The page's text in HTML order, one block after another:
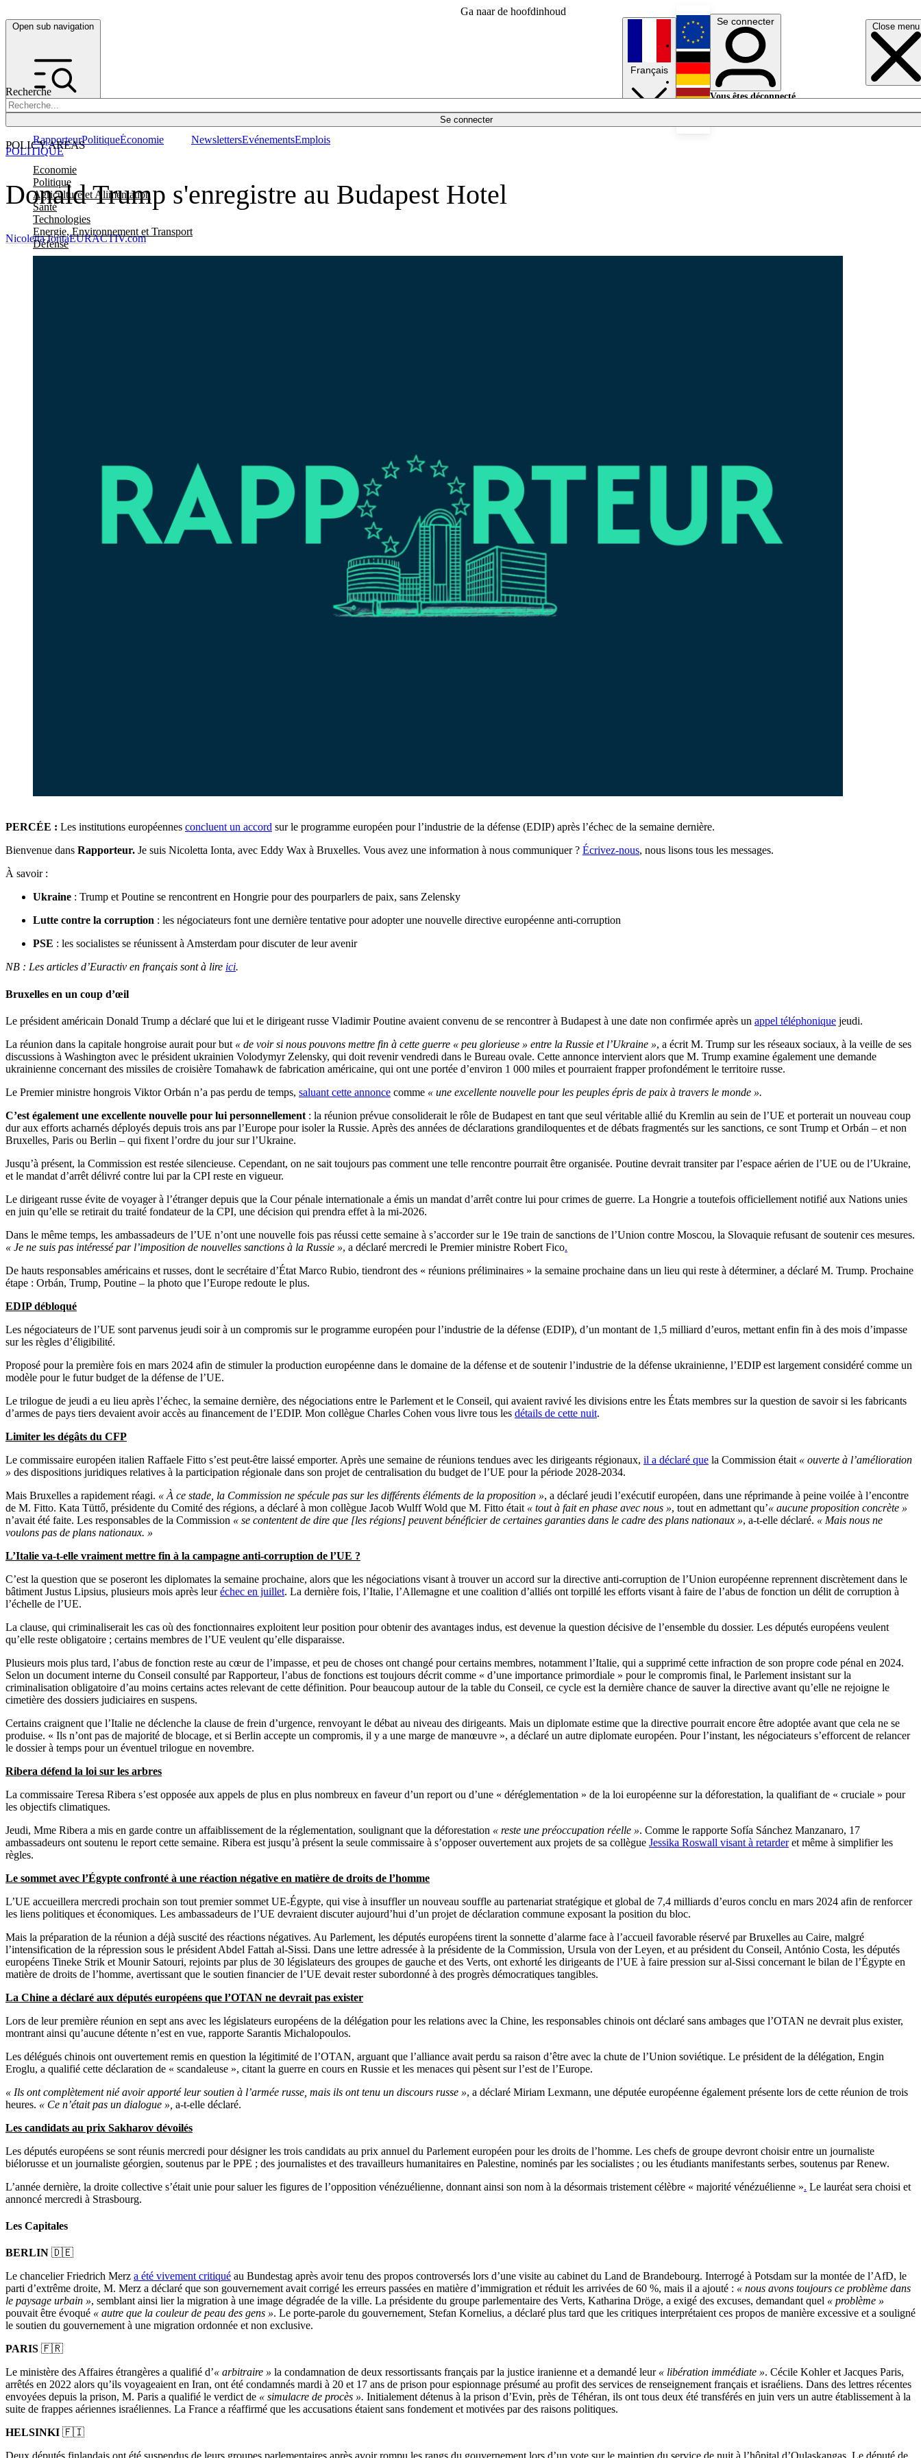
Ga naar de hoofdinhoud
Open sub navigation Close menu
Recherche
Se connecter
POLICY AREAS
Economie
Politique
Agriculture et Alimentation
Santé
Technologies
Energie, Environnement et Transport
Défense
RapporteurPolitiqueÉconomie NewslettersEvénementsEmplois
Français
English
Deutsch
Se connecter
Vous êtes déconnecté.
Donald Trump s'enregistre au Budapest Hotel
POLITIQUE
Nicoletta IontaEURACTIV.com
PERCÉE : Les institutions européennes concluent un accord sur le programme européen pour l’industrie de la défense (EDIP) après l’échec de la semaine dernière.
Bienvenue dans Rapporteur. Je suis Nicoletta Ionta, avec Eddy Wax à Bruxelles. Vous avez une information à nous communiquer ? Écrivez-nous, nous lisons tous les messages.
À savoir :
Ukraine : Trump et Poutine se rencontrent en Hongrie pour des pourparlers de paix, sans Zelensky
Lutte contre la corruption : les négociateurs font une dernière tentative pour adopter une nouvelle directive européenne anti-corruption
PSE : les socialistes se réunissent à Amsterdam pour discuter de leur avenir
NB : Les articles d’Euractiv en français sont à lire ici.
Bruxelles en un coup d’œil
Le président américain Donald Trump a déclaré que lui et le dirigeant russe Vladimir Poutine avaient convenu de se rencontrer à Budapest à une date non confirmée après un appel téléphonique jeudi.
La réunion dans la capitale hongroise aurait pour but « de voir si nous pouvons mettre fin à cette guerre « peu glorieuse » entre la Russie et l’Ukraine », a écrit M. Trump sur les réseaux sociaux, à la veille de ses
discussions à Washington avec le président ukrainien Volodymyr Zelensky, qui doit revenir vendredi dans le Bureau ovale. Cette annonce intervient alors que M. Trump examine également une demande
ukrainienne concernant des missiles de croisière Tomahawk de fabrication américaine, qui ont une portée d’environ 1 000 miles et pourraient frapper profondément le territoire russe.
Le Premier ministre hongrois Viktor Orbán n’a pas perdu de temps, saluant cette annonce comme « une excellente nouvelle pour les peuples épris de paix à travers le monde ».
C’est également une excellente nouvelle pour lui personnellement : la réunion prévue consoliderait le rôle de Budapest en tant que seul véritable allié du Kremlin au sein de l’UE et porterait un nouveau coup
dur aux efforts acharnés déployés depuis trois ans par l’Europe pour isoler la Russie. Après des années de déclarations grandiloquentes et de débats fragmentés sur les sanctions, ce sont Trump et Orbán – et non
Bruxelles, Paris ou Berlin – qui fixent l’ordre du jour sur l’Ukraine.
Jusqu’à présent, la Commission est restée silencieuse. Cependant, on ne sait toujours pas comment une telle rencontre pourrait être organisée. Poutine devrait transiter par l’espace aérien de l’UE ou de l’Ukraine,
et le mandat d’arrêt délivré contre lui par la CPI reste en vigueur.
Le dirigeant russe évite de voyager à l’étranger depuis que la Cour pénale internationale a émis un mandat d’arrêt contre lui pour crimes de guerre. La Hongrie a toutefois officiellement notifié aux Nations unies
en juin qu’elle se retirait du traité fondateur de la CPI, une décision qui prendra effet à la mi-2026.
Dans le même temps, les ambassadeurs de l’UE n’ont une nouvelle fois pas réussi cette semaine à s’accorder sur le 19e train de sanctions de l’Union contre Moscou, la Slovaquie refusant de soutenir ces mesures.
« Je ne suis pas intéressé par l’imposition de nouvelles sanctions à la Russie », a déclaré mercredi le Premier ministre Robert Fico.
De hauts responsables américains et russes, dont le secrétaire d’État Marco Rubio, tiendront des « réunions préliminaires » la semaine prochaine dans un lieu qui reste à déterminer, a déclaré M. Trump. Prochaine
étape : Orbán, Trump, Poutine – la photo que l’Europe redoute le plus.
EDIP débloqué
Les négociateurs de l’UE sont parvenus jeudi soir à un compromis sur le programme européen pour l’industrie de la défense (EDIP), d’un montant de 1,5 milliard d’euros, mettant enfin fin à des mois d’impasse
sur les règles d’éligibilité.
Proposé pour la première fois en mars 2024 afin de stimuler la production européenne dans le domaine de la défense et de soutenir l’industrie de la défense ukrainienne, l’EDIP est largement considéré comme un
modèle pour le futur budget de la défense de l’UE.
Le trilogue de jeudi a eu lieu après l’échec, la semaine dernière, des négociations entre le Parlement et le Conseil, qui avaient ravivé les divisions entre les États membres sur la question de savoir si les fabricants
d’armes de pays tiers devaient avoir accès au financement de l’EDIP. Mon collègue Charles Cohen vous livre tous les détails de cette nuit.
Limiter les dégâts du CFP
Le commissaire européen italien Raffaele Fitto s’est peut-être laissé emporter. Après une semaine de réunions tendues avec les dirigeants régionaux, il a déclaré que la Commission était « ouverte à l’amélioration
» des dispositions juridiques relatives à la participation régionale dans son projet de centralisation du budget de l’UE pour la période 2028-2034.
Mais Bruxelles a rapidement réagi. « À ce stade, la Commission ne spécule pas sur les différents éléments de la proposition », a déclaré jeudi l’exécutif européen, dans une réprimande à peine voilée à l’encontre
de M. Fitto. Kata Tüttő, présidente du Comité des régions, a déclaré à mon collègue Jacob Wulff Wold que M. Fitto était « tout à fait en phase avec nous », tout en admettant qu’« aucune proposition concrète »
n’avait été faite. Les responsables de la Commission « se contentent de dire que [les régions] peuvent bénéficier de certaines garanties dans le cadre des plans nationaux », a-t-elle déclaré. « Mais nous ne
voulons pas de plans nationaux. »
L’Italie va-t-elle vraiment mettre fin à la campagne anti-corruption de l’UE ?
C’est la question que se poseront les diplomates la semaine prochaine, alors que les négociations visant à trouver un accord sur la directive anti-corruption de l’Union européenne reprennent discrètement dans le
bâtiment Justus Lipsius, plusieurs mois après leuréchec en juillet. La dernière fois, l’Italie, l’Allemagne et une coalition d’alliés ont torpillé les efforts visant à faire de l’abus de fonction un délit de corruption à
l’échelle de l’UE.
La clause, qui criminaliserait les cas où des fonctionnaires exploitent leur position pour obtenir des avantages indus, est devenue la question décisive de l’ensemble du dossier. Les députés européens veulent
qu’elle reste obligatoire ; certains membres de l’UE veulent qu’elle disparaisse.
Plusieurs mois plus tard, l’abus de fonction reste au cœur de l’impasse, et peu de choses ont changé pour certains membres, notamment l’Italie, qui a supprimé cette infraction de son propre code pénal en 2024.
Selon un document interne du Conseil consulté par Rapporteur, l’abus de fonctions est toujours décrit comme « d’une importance primordiale » pour le compromis final, le Parlement insistant sur la
criminalisation obligatoire d’au moins certains actes relevant de cette définition. Pour beaucoup autour de la table du Conseil, ce cycle est la dernière chance de sauver la directive avant qu’elle ne rejoigne le
cimetière des dossiers judiciaires en suspens.
Certains craignent que l’Italie ne déclenche la clause de frein d’urgence, renvoyant le débat au niveau des dirigeants. Mais un diplomate estime que la directive pourrait encore être adoptée avant que cela ne se
produise. « Ils n’ont pas de majorité de blocage, et si Berlin accepte un compromis, il y a une marge de manœuvre », a déclaré un autre diplomate européen. Pour l’instant, les négociateurs s’efforcent de relancer
le dossier à temps pour un éventuel trilogue en novembre.
Ribera défend la loi sur les arbres
La commissaire Teresa Ribera s’est opposée aux appels de plus en plus nombreux en faveur d’un report ou d’une « déréglementation » de la loi européenne sur la déforestation, la qualifiant de « cruciale » pour
les objectifs climatiques.
Jeudi, Mme Ribera a mis en garde contre un affaiblissement de la réglementation, soulignant que la déforestation « reste une préoccupation réelle ». Comme le rapporte Sofía Sánchez Manzanaro, 17
ambassadeurs ont soutenu le report cette semaine. Ribera est jusqu’à présent la seule commissaire à s’opposer ouvertement aux projets de sa collègue Jessika Roswall visant à retarderet même à simplifier les
règles.
Le sommet avec l’Égypte confronté à une réaction négative en matière de droits de l’homme
L’UE accueillera mercredi prochain son tout premier sommet UE-Égypte, qui vise à insuffler un nouveau souffle au partenariat stratégique et global de 7,4 milliards d’euros conclu en mars 2024 afin de renforcer
les liens politiques et économiques. Les ambassadeurs de l’UE devraient discuter aujourd’hui d’un projet de déclaration commune exposant la position du bloc.
Mais la préparation de la réunion a déjà suscité des réactions négatives. Au Parlement, les députés européens tirent la sonnette d’alarme face à l’accueil favorable réservé par Bruxelles au Caire, malgré
l’intensification de la répression sous le président Abdel Fattah al-Sissi. Dans une lettre adressée à la présidente de la Commission, Ursula von der Leyen, et au président du Conseil, António Costa, les députés
européens Tineke Strik et Mounir Satouri, rejoints par plus de 30 législateurs des groupes de gauche et des Verts, ont exhorté les dirigeants de l’UE à faire pression sur al-Sissi concernant le bilan de l’Égypte en
matière de droits de l’homme, avertissant que le soutien financier de l’UE devait rester subordonné à des progrès démocratiques tangibles.
La Chine a déclaré aux députés européens que l’OTAN ne devrait pas exister
Lors de leur première réunion en sept ans avec les législateurs européens de la délégation pour les relations avec la Chine, les responsables chinois ont déclaré sans ambages que l’OTAN ne devrait plus exister,
montrant ainsi qu’aucune détente n’est en vue, rapporte Sarantis Michalopoulos.
Les délégués chinois ont ouvertement remis en question la légitimité de l’OTAN, arguant que l’alliance avait perdu sa raison d’être avec la chute de l’Union soviétique. Le président de la délégation, Engin
Eroglu, a qualifié cette déclaration de « scandaleuse », citant la guerre en cours en Russie et les menaces qui pèsent sur l’est de l’Europe.
« Ils ont complètement nié avoir apporté leur soutien à l’armée russe, mais ils ont tenu un discours russe », a déclaré Miriam Lexmann, une députée européenne également présente lors de cette réunion de trois
heures. « Ce n’était pas un dialogue », a-t-elle déclaré.
Les candidats au prix Sakharov dévoilés
Les députés européens se sont réunis mercredi pour désigner les trois candidats au prix annuel du Parlement européen pour les droits de l’homme. Les chefs de groupe devront choisir entre un journaliste
biélorusse et un journaliste géorgien, soutenus par le PPE ; des journalistes et des travailleurs humanitaires en Palestine, nominés par les socialistes ; ou les étudiants manifestants serbes, soutenus par Renew.
L’année dernière, la droite collective s’était unie pour saluer les figures de l’opposition vénézuélienne, donnant ainsi son nom à la désormais tristement célèbre « majorité vénézuélienne ». Le lauréat sera choisi et
annoncé mercredi à Strasbourg.
Les Capitales
BERLIN 🇩🇪
Le chancelier Friedrich Merz a été vivement critiqué au Bundestag après avoir tenu des propos controversés lors d’une visite au cabinet du Land de Brandebourg. Interrogé à Potsdam sur la montée de l’AfD, le
parti d’extrême droite, M. Merz a déclaré que son gouvernement avait corrigé les erreurs passées en matière d’immigration et réduit les arrivées de 60 %, mais il a ajouté : « nous avons toujours ce problème dans
le paysage urbain », semblant ainsi lier la migration à une image dégradée de la ville. La présidente du groupe parlementaire des Verts, Katharina Dröge, a exigé des excuses, demandant quel « problème »
pouvait être évoqué « autre que la couleur de peau des gens ». Le porte-parole du gouvernement, Stefan Kornelius, a déclaré plus tard que les critiques interprétaient ces propos de manière excessive et a souligné
le soutien du gouvernement à une migration ordonnée et non exclusive.
PARIS 🇫🇷
Le ministère des Affaires étrangères a qualifié d’« arbitraire » la condamnation de deux ressortissants français par la justice iranienne et a demandé leur « libération immédiate ». Cécile Kohler et Jacques Paris,
arrêtés en 2022 alors qu’ils voyageaient en Iran, ont été condamnés mardi à 20 et 17 ans de prison pour espionnage présumé au profit des services de renseignement français et israéliens. Dans des lettres récentes
envoyées depuis la prison, M. Paris a qualifié le verdict de « simulacre de procès ». Initialement détenus à la prison d’Evin, près de Téhéran, ils ont tous deux été transférés en juin vers un autre établissement à la
suite de frappes aériennes israéliennes. La France a réaffirmé que les accusations étaient sans fondement et motivées par des raisons politiques.
HELSINKI 🇫🇮